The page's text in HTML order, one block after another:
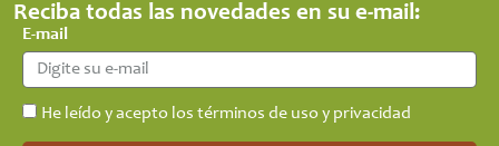
Reciba todas las novedades en su e-mail:
E-mail
He leído y acepto los términos de uso y privacidad